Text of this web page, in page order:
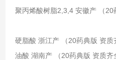
聚丙烯酸树脂2,3,4 安徽产 （20
硬脂酸 浙江产 （20药典版 资质
油酸 湖南产 （20药典版 资质齐